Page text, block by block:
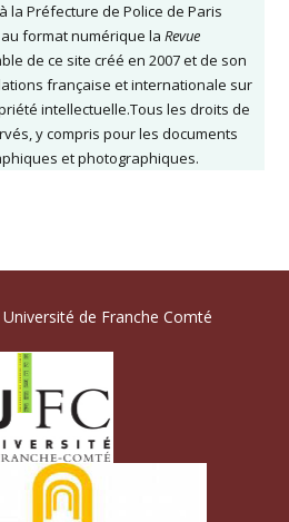
la Préfecture de Police de Paris
au format numérique la Revue
de ce site créé en 2007 et de son
française et internationale sur
intellectuelle.Tous les droits de
y compris pour les documents
et photographiques.
de Franche Comté